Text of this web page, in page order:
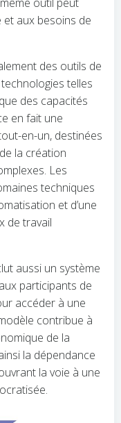
et aux besoins de
des outils de
telles
des capacités
en fait une
en-un, destinées
la création
Les
techniques
et d’une
de travail
aussi un système
participants de
accéder à une
contribue à
de la
la dépendance
la voie à une